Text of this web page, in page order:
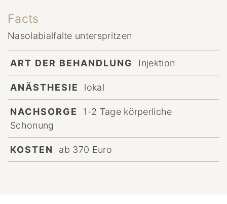
Facts
Nasolabialfalte unterspritzen
ART DER BEHANDLUNG Injektion
ANÄSTHESIE lokal
NACHSORGE
1-2 Tage körperliche
Schonung
KOSTEN ab 370 Euro